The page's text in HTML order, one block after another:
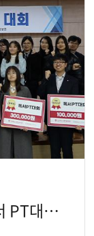
세종학술정보원, 제12회 독서 PT대회 본선 개최